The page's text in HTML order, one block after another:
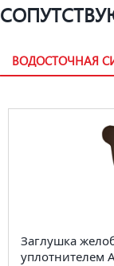
ВОДОСТОЧНАЯ
Заглушка
уплотнителем